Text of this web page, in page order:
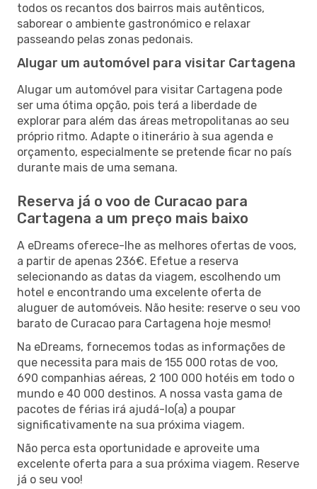
todos os recantos dos bairros mais autênticos,
saborear o ambiente gastronómico e relaxar
passeando pelas zonas pedonais.
Alugar um automóvel para visitar Cartagena
Alugar um automóvel para visitar Cartagena pode
ser uma ótima opção, pois terá a liberdade de
explorar para além das áreas metropolitanas ao seu
próprio ritmo. Adapte o itinerário à sua agenda e
orçamento, especialmente se pretende ficar no país
durante mais de uma semana.
Reserva já o voo de Curacao para
Cartagena a um preço mais baixo
A eDreams oferece-lhe as melhores ofertas de voos,
a partir de apenas 236€. Efetue a reserva
selecionando as datas da viagem, escolhendo um
hotel e encontrando uma excelente oferta de
aluguer de automóveis. Não hesite: reserve o seu voo
barato de Curacao para Cartagena hoje mesmo!
Na eDreams, fornecemos todas as informações de
que necessita para mais de 155 000 rotas de voo,
690 companhias aéreas, 2 100 000 hotéis em todo o
mundo e 40 000 destinos. A nossa vasta gama de
pacotes de férias irá ajudá-lo(a) a poupar
significativamente na sua próxima viagem.
Não perca esta oportunidade e aproveite uma
excelente oferta para a sua próxima viagem. Reserve
já o seu voo!